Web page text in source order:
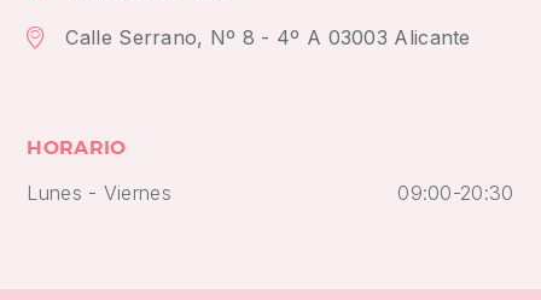
Calle Serrano, Nº 8 - 4º A 03003 Alicante
HORARIO
Lunes - Viernes
09:00-20:30